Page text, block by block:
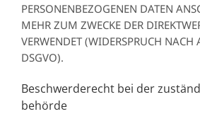
PERSONENBEZOGENEN DATEN
MEHR ZUM ZWECKE DER
VERWENDET (WIDERSPRUCH NACH
DSGVO).
Beschwerde­recht bei der
behörde